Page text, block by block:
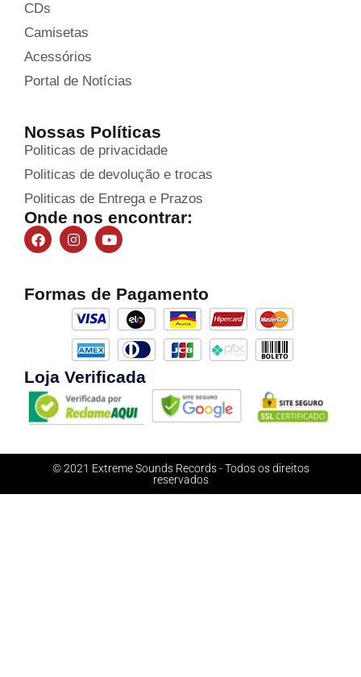
CDs
Camisetas
Acessórios
Portal de Notícias
Nossas Políticas
Politicas de privacidade
Politicas de devolução e trocas
Politicas de Entrega e Prazos
Onde nos encontrar:
Formas de Pagamento
Loja Verificada
© 2021 Extreme Sounds Records - Todos os direitos
reservados